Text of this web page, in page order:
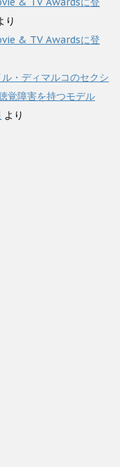
り
& TV Awardsに登
・ディマルコのセクシ
覚障害を持つモデル
より